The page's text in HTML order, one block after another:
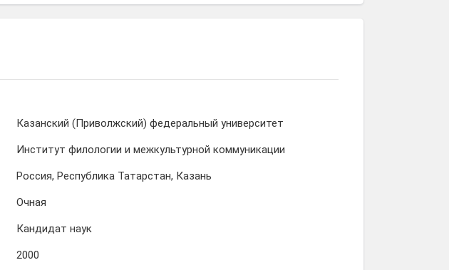
Казанский (Приволжский) федеральный университет
Институт филологии и межкультурной коммуникации
Россия, Республика Татарстан, Казань
Очная
Кандидат наук
2000